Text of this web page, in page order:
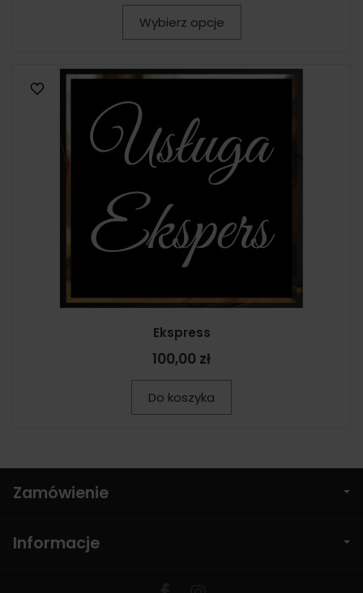
Wybierz opcje
Ekspress
100,00 zł
Do koszyka
Zamówienie
Informacje